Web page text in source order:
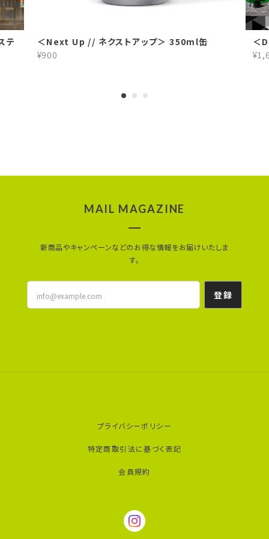
テ
＜Next Up // ネクストアップ＞ 350ml缶
¥900
＜
MAIL MAGAZINE
新商品やキャンペーンなどのお得な情報をお届けいたしま
す。
登録
プライバシーポリシー
特定商取引法に基づく表記
会員規約